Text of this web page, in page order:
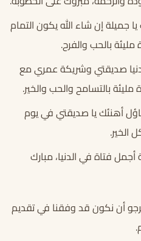
جميلة إن شاء الله يكون التمام
بالحب والفرح.
صديقتي وشريكة عمري مع
بالتسامح والحب والخير.
أهنئك يا صديقتي في يوم
الخير.
فتاة في الدنيا، مبارك
أن نكون قد وفقنا في تقديم